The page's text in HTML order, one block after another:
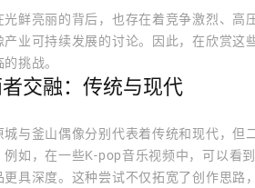
光鲜亮丽的背后，也存在着竞争激烈、
产业可持续发展的讨论。因此，在欣赏
挑战。
交融：传统与现代
城与釜山偶像分别代表着传统和现代，但
例如，在一些K-pop音乐视频中，可以看
更具深度。这种尝试不仅拓宽了创作思路